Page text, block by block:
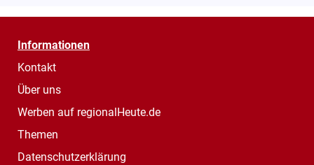
Informationen
Kontakt
Über uns
Werben auf regionalHeute.de
Themen
Datenschutzerklärung